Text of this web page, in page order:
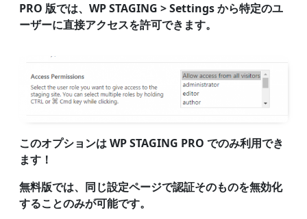
PRO 版では、WP STAGING > Settings から特定のユ
ーザーに直接アクセスを許可できます。
このオプションは WP STAGING PRO でのみ利用でき
ます！
無料版では、同じ設定ページで認証そのものを無効化
することのみが可能です。